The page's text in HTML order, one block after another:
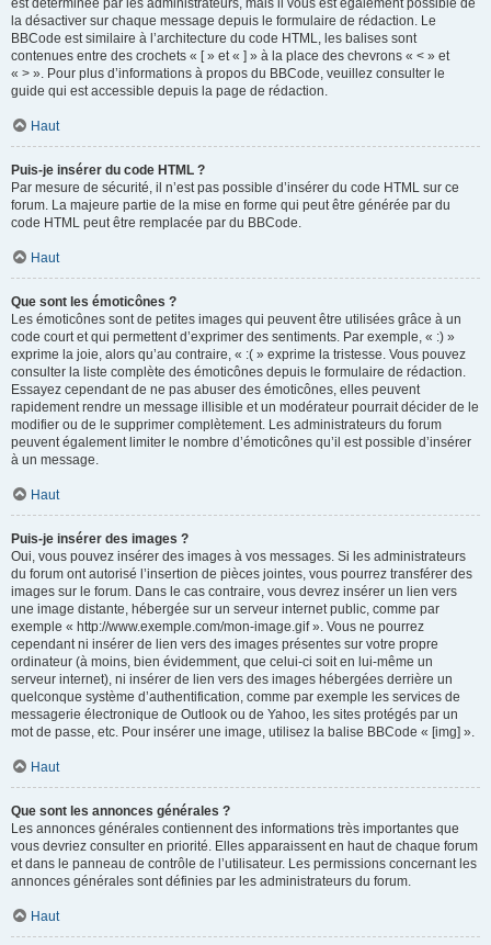
est déterminée par les administrateurs, mais il vous est également possible de
la désactiver sur chaque message depuis le formulaire de rédaction. Le
BBCode est similaire à l’architecture du code HTML, les balises sont
contenues entre des crochets « [ » et « ] » à la place des chevrons « < » et
« > ». Pour plus d’informations à propos du BBCode, veuillez consulter le
guide qui est accessible depuis la page de rédaction.
Haut
Puis-je insérer du code HTML ?
Par mesure de sécurité, il n’est pas possible d’insérer du code HTML sur ce
forum. La majeure partie de la mise en forme qui peut être générée par du
code HTML peut être remplacée par du BBCode.
Haut
Que sont les émoticônes ?
Les émoticônes sont de petites images qui peuvent être utilisées grâce à un
code court et qui permettent d’exprimer des sentiments. Par exemple, « :) »
exprime la joie, alors qu’au contraire, « :( » exprime la tristesse. Vous pouvez
consulter la liste complète des émoticônes depuis le formulaire de rédaction.
Essayez cependant de ne pas abuser des émoticônes, elles peuvent
rapidement rendre un message illisible et un modérateur pourrait décider de le
modifier ou de le supprimer complètement. Les administrateurs du forum
peuvent également limiter le nombre d’émoticônes qu’il est possible d’insérer
à un message.
Haut
Puis-je insérer des images ?
Oui, vous pouvez insérer des images à vos messages. Si les administrateurs
du forum ont autorisé l’insertion de pièces jointes, vous pourrez transférer des
images sur le forum. Dans le cas contraire, vous devrez insérer un lien vers
une image distante, hébergée sur un serveur internet public, comme par
exemple « http://www.exemple.com/mon-image.gif ». Vous ne pourrez
cependant ni insérer de lien vers des images présentes sur votre propre
ordinateur (à moins, bien évidemment, que celui-ci soit en lui-même un
serveur internet), ni insérer de lien vers des images hébergées derrière un
quelconque système d’authentification, comme par exemple les services de
messagerie électronique de Outlook ou de Yahoo, les sites protégés par un
mot de passe, etc. Pour insérer une image, utilisez la balise BBCode « [img] ».
Haut
Que sont les annonces générales ?
Les annonces générales contiennent des informations très importantes que
vous devriez consulter en priorité. Elles apparaissent en haut de chaque forum
et dans le panneau de contrôle de l’utilisateur. Les permissions concernant les
annonces générales sont définies par les administrateurs du forum.
Haut